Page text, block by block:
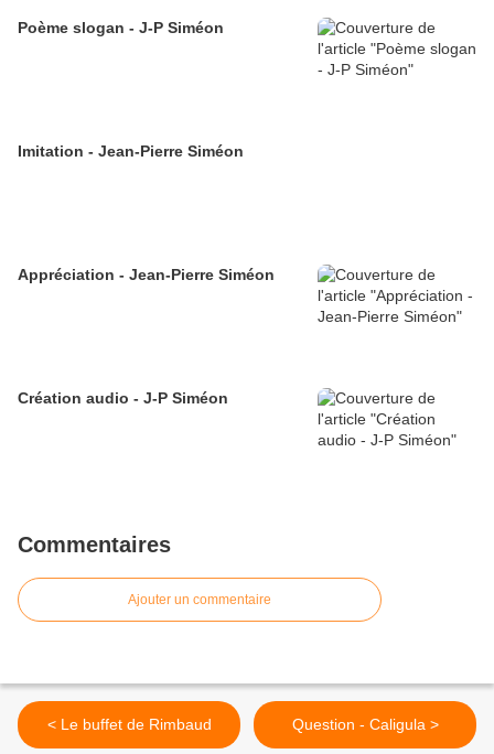
Poème slogan - J-P Siméon
Imitation - Jean-Pierre Siméon
Appréciation - Jean-Pierre Siméon
Création audio - J-P Siméon
Commentaires
Ajouter un commentaire
< Le buffet de Rimbaud Question - Caligula >